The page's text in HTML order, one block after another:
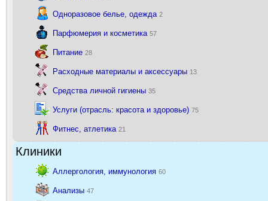
Одноразовое белье, одежда 2
Парфюмерия и косметика 57
Питание 28
Расходные материалы и аксессуары 13
Средства личной гигиены 35
Услуги (отрасль: красота и здоровье) 75
Фитнес, атлетика 21
Клиники
Аллергология, иммунология 60
Анализы 47